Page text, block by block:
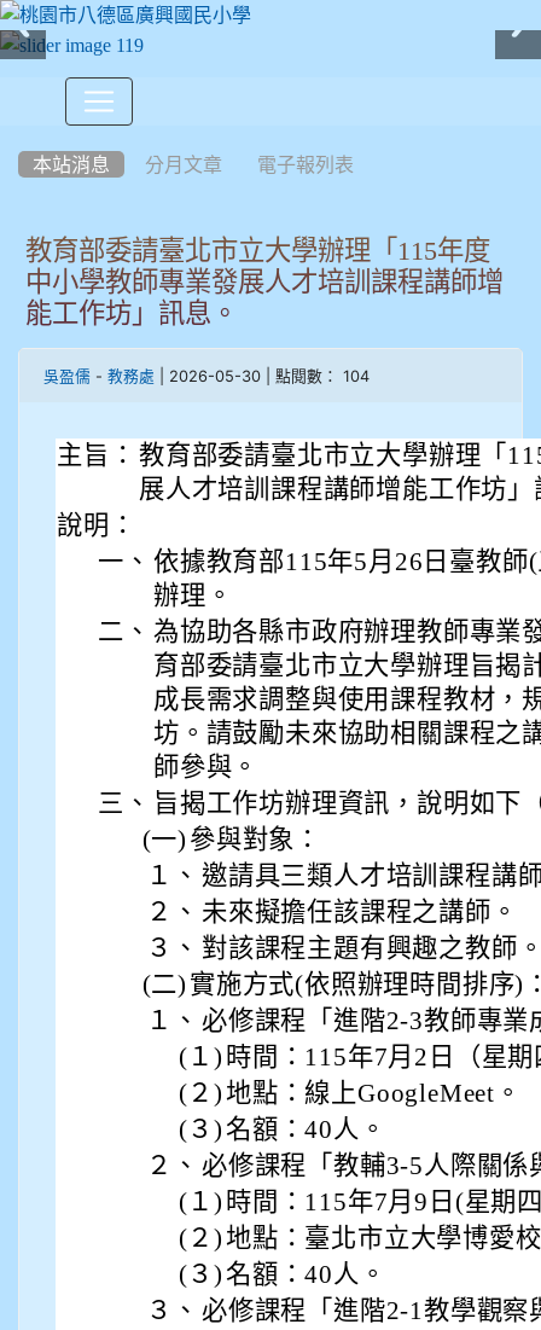
本站消息 分月文章 電子報列表
教育部委請臺北市立大學辦理「115年度
中小學教師專業發展人才培訓課程講師增
能工作坊」訊息。
吳盈儒 - 教務處 | 2026-05-30 | 點閱數： 104
主旨： 教育部委請臺北市立大學辦理「
展人才培訓課程講師增能工作坊」
說明：
一、 依據教育部115年5月26日臺教師
辦理。
二、 為協助各縣市政府辦理教師專業
育部委請臺北市立大學辦理旨揭
成長需求調整與使用課程教材，
坊。請鼓勵未來協助相關課程之
師參與。
三、 旨揭工作坊辦理資訊，說明如下
(一) 參與對象：
１、 邀請具三類人才培訓課程講
２、 未來擬擔任該課程之講師。
３、 對該課程主題有興趣之教師
(二) 實施方式(依照辦理時間排序)
１、 必修課程「進階2-3教師專業
(１) 時間：115年7月2日（星
(２)地點：線上GoogleMeet。
(３) 名額：40人。
２、 必修課程「教輔3-5人際關係
(１) 時間：115年7月9日(星期
(２)地點：臺北市立大學博愛
(３) 名額：40人。
３、 必修課程「進階2-1教學觀察